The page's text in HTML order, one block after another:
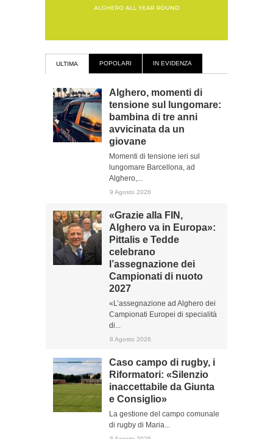
ULTIMA POPOLARI IN EVIDENZA
Alghero, momenti di
tensione sul lungomare:
bambina di tre anni
avvicinata da un
giovane
Momenti di tensione ieri sul
lungomare Barcellona, ad
Alghero,...
9 Agosto 2026
«Grazie alla FIN,
Alghero va in Europa»:
Pittalis e Tedde
celebrano
l’assegnazione dei
Campionati di nuoto
2027
«L’assegnazione ad Alghero dei
Campionati Europei di specialità
di...
8 Agosto 2026
Caso campo di rugby, i
Riformatori: «Silenzio
inaccettabile da Giunta
e Consiglio»
La gestione del campo comunale
di rugby di Maria...